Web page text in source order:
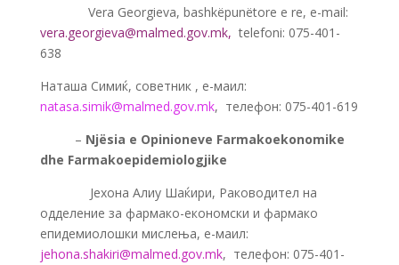
Vera Georgieva, bashkëpunëtore e re, e-mail:
vera.georgieva@malmed.gov.mk, telefoni: 075-401-
638
Наташа Симиќ, советник , е-маил:
natasa.simik@malmed.gov.mk, телефон: 075-401-619
– Njësia e Opinioneve Farmakoekonomike
dhe Farmakoepidemiologjike
Јехона Алиу Шаќири, Раководител на
одделение за фармако-економски и фармако
епидемиолошки мислења, е-маил:
jehona.shakiri@malmed.gov.mk, телефон: 075-401-